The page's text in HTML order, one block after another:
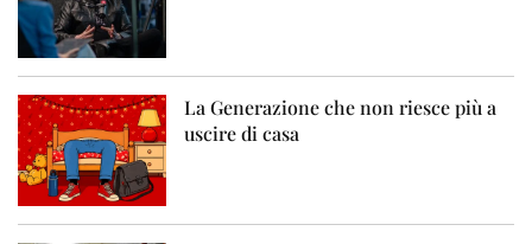
La Generazione che non riesce più a
uscire di casa